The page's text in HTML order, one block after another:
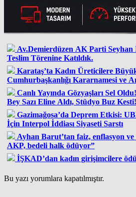
Av.Demierdüzen AK Parti Seyhan
Teslim Törenine Katıldık.
Karataş’ta Kadın Üreticilere
Cumhurbaşkanlığı Kararnamesi ve
Canlı Yayında Gözyaşları Sel
Bey Sazı Eline Aldı, Stüdyo Buz Kesti!
Gazimağosa’da Deprem Etkisi:
İçin Interpol İddiası Siyaseti Sarstı
Ayhan Barut’tan faiz, enflasyon ve
AKP, bedeli halk ödüyor”
İŞKAD’dan kadın girişimcilere
Bu yazı yorumlara kapatılmıştır.